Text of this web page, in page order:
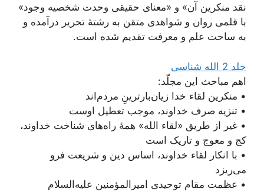
نقد منکرین آن» و «معنای حقیقی وحدت شخصیه وجود»
با قلمی روان و شواهدی متقن به رشتۀ تحریر درآمده و
به ساحت علم و معرفت تقدیم شده است.
جلد 2 الله شناسی
اهم مباحث این مجلّد:
• منکرین لقاء خدا زیان‌بارترینِ مردم‌اند
• تنزیه صرف خداوند، موجب تعطیل اوست
• غیر از طریق «لقاء الله» همۀ راه‌های شناخت خداوند،
کج و معوج و تاریک است
• با انکار لقاء خداوند، اساس دین و شریعت فرو
می‌ریزد
• عظمت مقام توحیدی امیرالمؤمنین علیه‌السلام